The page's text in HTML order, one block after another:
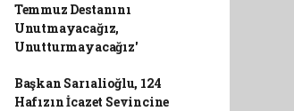
Temmuz Destanını
Unutmayacağız,
Unutturmayacağız'
Başkan Sarıalioğlu, 124
Hafızın İcazet Sevincine